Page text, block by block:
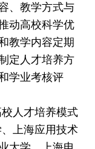
、教学方式与
动高校科学优
教学内容定期
定人才培养方
学业考核评
人才培养模式
上海应用技术